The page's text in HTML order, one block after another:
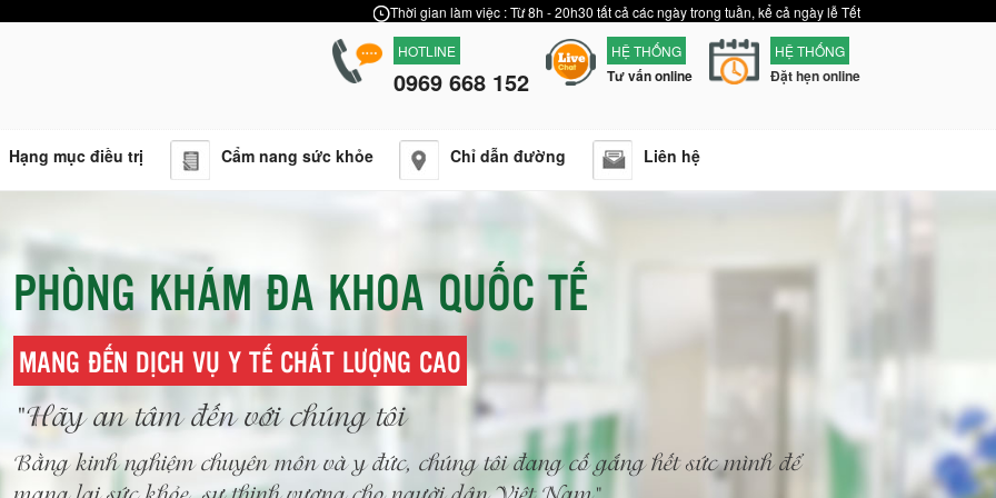
Thời gian làm việc : Từ 8h - 20h30 tất cả các ngày trong tuần, kể cả ngày lễ Tết
HOTLINE
0969 668 152
HỆ THỐNG
Tư vấn online
HỆ THỐNG
Đặt hẹn online
Hạng mục điều trị Cẩm nang sức khỏe Chỉ dẫn đường Liên hệ
PHÒNG KHÁM ĐA KHOA QUỐC TẾ
MANG ĐẾN DỊCH VỤ Y TẾ CHẤT LƯỢNG CAO
"Hãy an tâm đến với chúng tôi
Bằng kinh nghiệm chuyên môn và y đức, chúng tôi đang cố gắng hết sức mình để
mang lại sức khỏe, sự thịnh vượng cho người dân Việt Nam"